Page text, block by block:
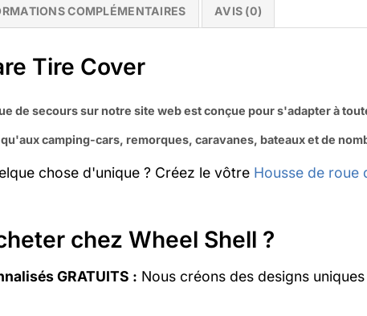
COMPLÉMENTAIRES AVIS (0)
Tire Cover
de secours sur notre site web est conçue pour s'adapter à
camping-cars, remorques, caravanes, bateaux et de
chose d'unique ? Créez le vôtre Housse de roue
chez Wheel Shell ?
GRATUITS : Nous créons des designs